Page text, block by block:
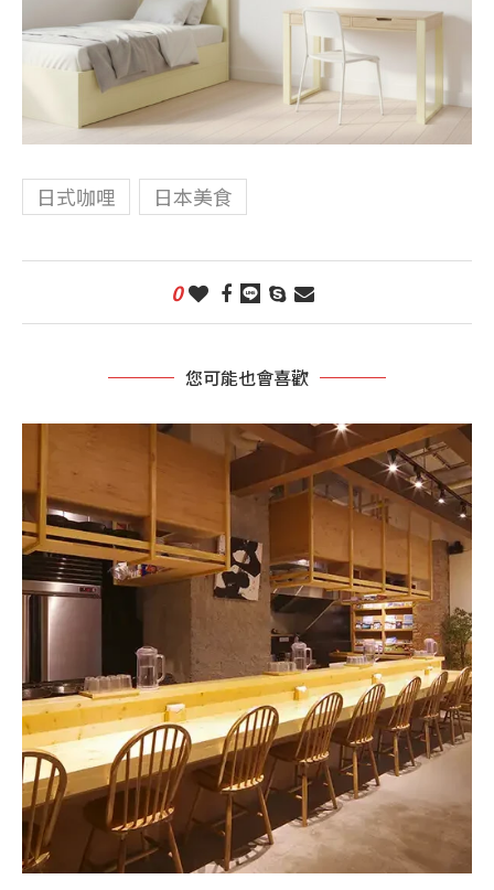
日式咖哩 日本美食
0
您可能也會喜歡